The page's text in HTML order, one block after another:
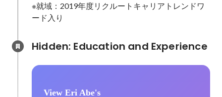
※就域：2019年度リクルートキャリアトレンドワ
ード入り
View Eri Abe's